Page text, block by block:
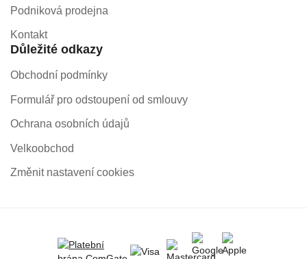
Podniková prodejna
Kontakt
Důležité odkazy
Obchodní podmínky
Formulář pro odstoupení od smlouvy
Ochrana osobních údajů
Velkoobchod
Změnit nastavení cookies